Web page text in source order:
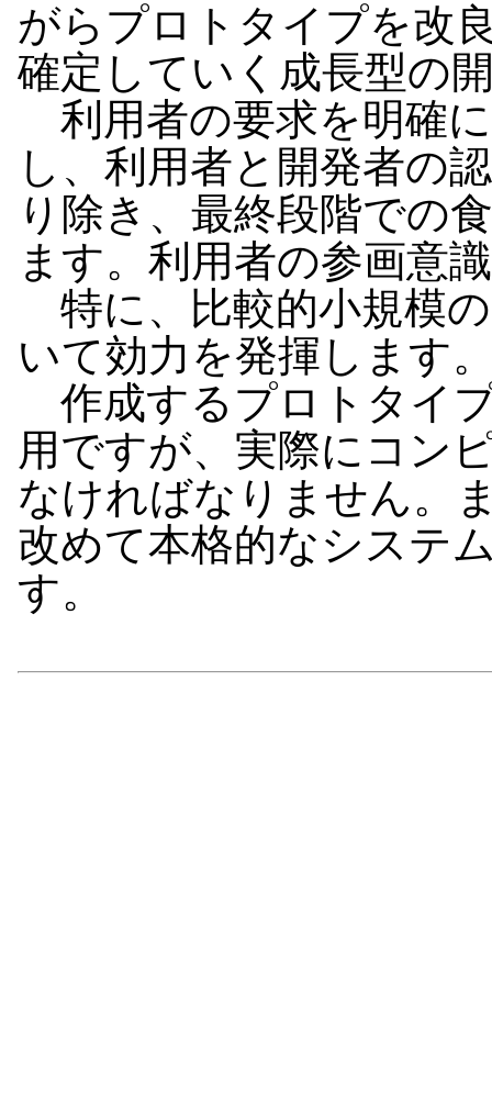
がらプロトタイプを改
確定していく成長型の
利用者の要求を明確
し、利用者と開発者の
り除き、最終段階での
ます。利用者の参画意
特に、比較的小規模
いて効力を発揮します
作成するプロトタイ
用ですが、実際にコン
なければなりません。
改めて本格的なシステ
す。